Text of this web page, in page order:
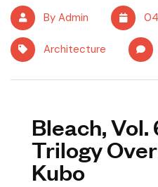
By Admin
Architecture
Bleach, Vol.
Trilogy
Kubo